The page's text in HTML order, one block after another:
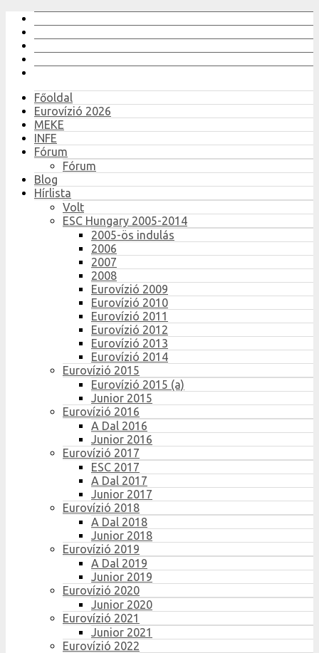
Főoldal
Eurovízió 2026
MEKE
INFE
Fórum
Fórum
Blog
Hírlista
Volt
ESC Hungary 2005-2014
2005-ös indulás
2006
2007
2008
Eurovízió 2009
Eurovízió 2010
Eurovízió 2011
Eurovízió 2012
Eurovízió 2013
Eurovízió 2014
Eurovízió 2015
Eurovízió 2015 (a)
Junior 2015
Eurovízió 2016
A Dal 2016
Junior 2016
Eurovízió 2017
ESC 2017
A Dal 2017
Junior 2017
Eurovízió 2018
A Dal 2018
Junior 2018
Eurovízió 2019
A Dal 2019
Junior 2019
Eurovízió 2020
Junior 2020
Eurovízió 2021
Junior 2021
Eurovízió 2022